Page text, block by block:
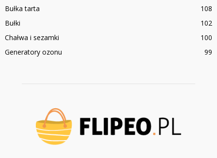
Bułka tarta
108
Bułki
102
Chałwa i sezamki
100
Generatory ozonu
99